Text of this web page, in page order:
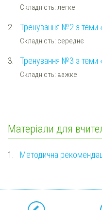
Складність: легке
2. Тренування №2 з теми
Складність: середнє
3. Тренування №3 з теми
Складність: важке
Матеріали для
1. Методична